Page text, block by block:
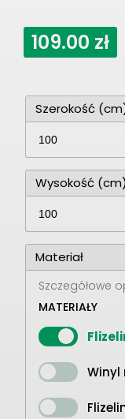
109.00 zł
Szerokość
Wysokość (cm)
Materiał
Szczegółowe
MATERIAŁY
Winyl